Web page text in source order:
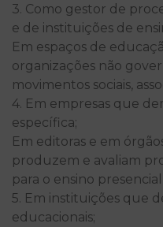
3. Como gestor de
e de instituições de
Em espaços de
organizações não
movimentos sociais,
4. Em empresas que
específica;
Em editoras e em
produzem e avaliam
para o ensino
5. Em instituições que
educacionais;